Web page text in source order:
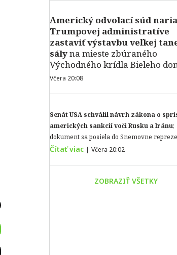
Americký odvolací súd
Trumpovej administratíve
zastaviť výstavbu veľkej
sályna mieste zbúraného
Východného krídla Bieleho
Včera 20:08
Senát USA schválil návrh zákona o
amerických sankcií voči Rusku a Iránu;
dokument sa posiela do Snemovne
Čítať viac | Včera 20:02
ZOBRAZIŤ VŠETKY